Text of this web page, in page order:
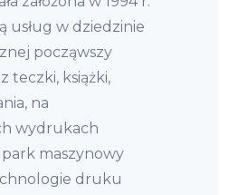
usług w dziedzinie
począwszy
teczki, książki,
na
wydrukach
maszynowy
druku